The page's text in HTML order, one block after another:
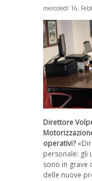
mercoledì 16,
Direttore
operativi?
personale: gli
sono in grave
delle nuove